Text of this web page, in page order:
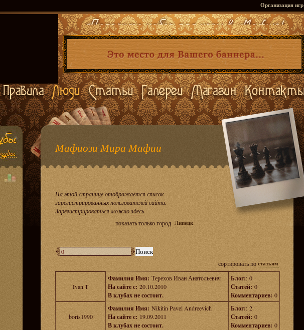
Организация игр
Мафиози Мира Мафии
На этой странице отображается список
зарегистрированных пользователей сайта.
Зарегистрироваться можноздесь.
показать только город Липецк
сортировать постатьям
Ivan T
Фамилия Имя: Терехов Иван Анатольевич
На сайте с: 20.10.2010
В клубах не состоит.
Блог:: 0
Статей: 0
Комментариев: 0
boris1990
Фамилия Имя: Nikitin Pavel Andreevich
На сайте с: 19.09.2011
В клубах не состоит.
Блог:: 2
Статей: 0
Комментариев: 0